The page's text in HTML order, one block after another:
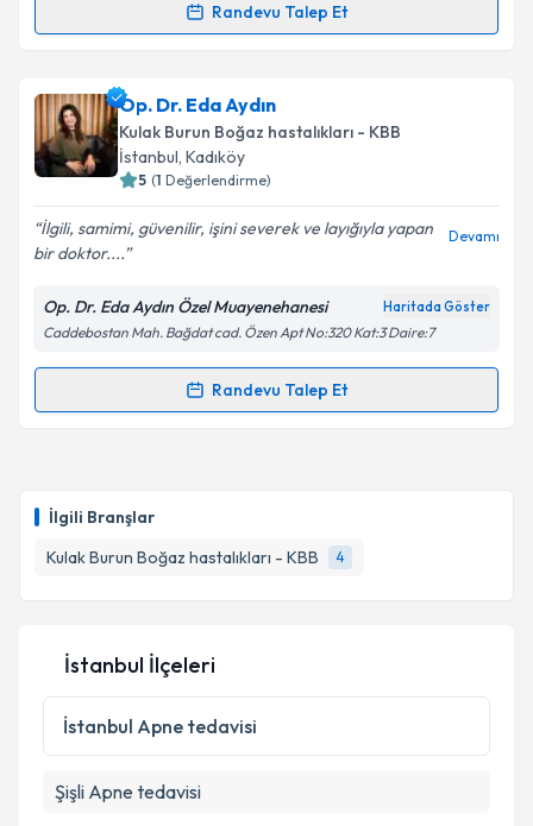
İlgili Branşlar
Kulak Burun Boğaz hastalıkları - KBB
4
Kişisel verilerimin işlenmesine ilişkin
Takvim Talebini Gönder
Randevu Talep Et
Randevu Takvimi Talebi
Prof. Dr. Turhan Saniçin randevu takvimi talebi
oluşturun. Size bu uzmandan randevu almanız için bir
takvim hazırlandığında e-posta ile bilgilendireceğiz.
Kişisel verilerimin işlenmesine ilişkin
Aydınlatma
Metni'ni okudum ve kişisel verilerimin belirtilen
kapsamda işlenmesini kabul ediyorum.
Op. Dr. Eda Aydın
Kulak Burun Boğaz hastalıkları - KBB
İstanbul, Kadıköy
5 (1 Değerlendirme)
İlgili, samimi, güvenilir, işini severek ve layığıyla yapan
bir doktor....
Devamı
Op. Dr. Eda Aydın Özel Muayenehanesi Haritada Göster
Caddebostan Mah. Bağdat cad. Özen Apt No:320 Kat:3 Daire:7
Randevu Talep Et
Randevu Takvimi Talebi
takvim hazırlandığında e-posta ile bilgilendireceğiz.
Kişisel verilerimin işlenmesine ilişkinAydınlatma
Metni
'ni okudum ve kişisel verilerimin belirtilen
kapsamda işlenmesini kabul ediyorum.
İstanbul İlçeleri
İstanbul Apne tedavisi
Şişli Apne tedavisi